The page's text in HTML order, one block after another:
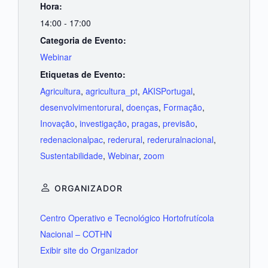
Hora:
14:00 - 17:00
Categoria de Evento:
Webinar
Etiquetas de Evento:
Agricultura, agricultura_pt, AKISPortugal,
desenvolvimentorural, doenças, Formação,
Inovação, investigação, pragas, previsão,
redenacionalpac, rederural, rederuralnacional,
Sustentabilidade, Webinar, zoom
ORGANIZADOR
Centro Operativo e Tecnológico Hortofrutícola
Nacional – COTHN
Exibir site do Organizador